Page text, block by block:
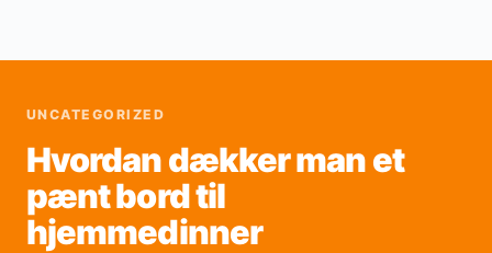
UNCATEGORIZED
Hvordan dækker man et
pænt bord til
hjemmedinner